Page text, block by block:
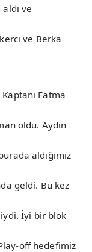
ve
ve Berka
Fatma
oldu. Aydın
aldığımız
geldi. Bu kez
İyi bir blok
off hedefimiz